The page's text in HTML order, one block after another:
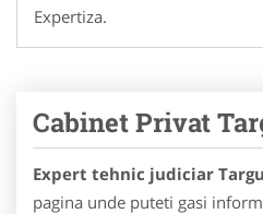
Expertiza.
Cabinet Privat
Expert tehnic judiciar
pagina unde puteti gasi